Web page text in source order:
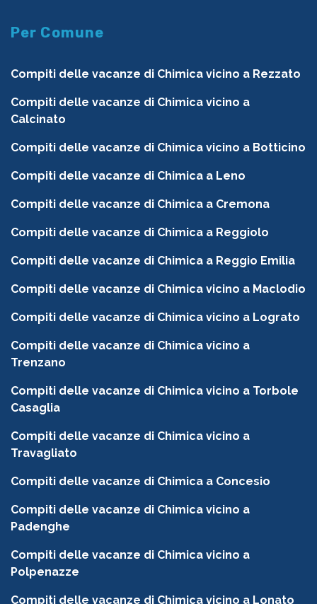
Per Comune
Compiti delle vacanze di Chimica vicino a Rezzato
Compiti delle vacanze di Chimica vicino a
Calcinato
Compiti delle vacanze di Chimica vicino a Botticino
Compiti delle vacanze di Chimica a Leno
Compiti delle vacanze di Chimica a Cremona
Compiti delle vacanze di Chimica a Reggiolo
Compiti delle vacanze di Chimica a Reggio Emilia
Compiti delle vacanze di Chimica vicino a Maclodio
Compiti delle vacanze di Chimica vicino a Lograto
Compiti delle vacanze di Chimica vicino a
Trenzano
Compiti delle vacanze di Chimica vicino a Torbole
Casaglia
Compiti delle vacanze di Chimica vicino a
Travagliato
Compiti delle vacanze di Chimica a Concesio
Compiti delle vacanze di Chimica vicino a
Padenghe
Compiti delle vacanze di Chimica vicino a
Polpenazze
Compiti delle vacanze di Chimica vicino a Lonato